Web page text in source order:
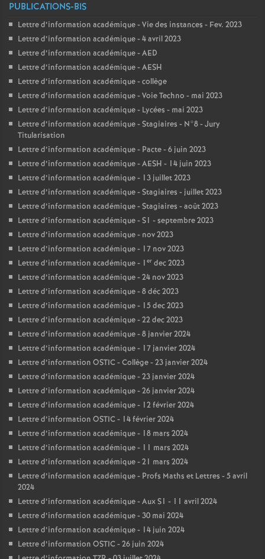
PUBLICATIONS-BIS
Lettre d’information académique - Vie des instances - Fev. 2023
Lettre d’information académique - 4 avril 2023
Lettre d’information académique - AED
Lettre d’information académique - AESH
Lettre d’information académique - collège
Lettre d’information académique - Voie Techno - mai 2023
Lettre d’information académique - Lycées - mai 2023
Lettre d’information académique - Stagiaires - N°8 - Jury
Titularisation
Lettre d’information académique - Pacte - 6 juin 2023
Lettre d’information académique - AESH - 14 juin 2023
Lettre d’information académique - 13 juillet 2023
Lettre d’information académique - Stagiaires - juillet 2023
Lettre d’information académique - Stagiaires - août 2023
Lettre d’information académique - S1 - septembre 2023
Lettre d’information académique - nov 2023
Lettre d’information académique - 17 nov 2023
Lettre d’information académique - 1 er dec 2023
Lettre d’information académique - 24 nov 2023
Lettre d’information académique - 8 déc 2023
Lettre d’information académique - 15 dec 2023
Lettre d’information académique - 22 dec 2023
Lettre d’information académique - 8 janvier 2024
Lettre d’information académique - 17 janvier 2024
Lettre d’information OSTIC - Collège - 23 janvier 2024
Lettre d’information académique - 23 janvier 2024
Lettre d’information académique - 26 janvier 2024
Lettre d’information académique - 12 février 2024
Lettre d’information OSTIC - 14 février 2024
Lettre d’information académique - 18 mars 2024
Lettre d’information académique - 11 mars 2024
Lettre d’information académique - 21 mars 2024
Lettre d’information académique - Profs Maths et Lettres - 5 avril
2024
Lettre d’information académique - Aux S1 - 11 avril 2024
Lettre d’information académique - 30 mai 2024
Lettre d’information académique - 14 juin 2024
Lettre d’information OSTIC - 26 juin 2024